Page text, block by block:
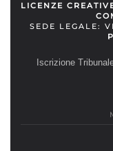
LICENZE
SEDE LEGALE:
Iscrizione